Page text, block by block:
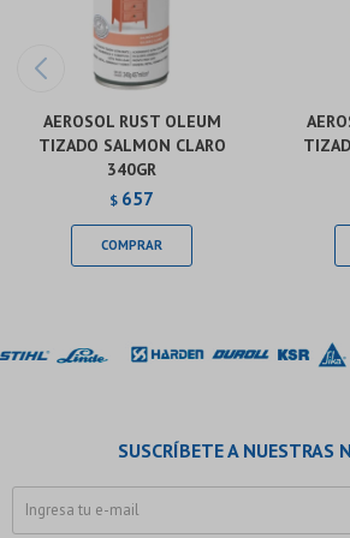
AEROSOL RUST OLEUM
TIZADO SALMON CLARO
340GR
$ 657
SUSCRÍBETE A NUESTRAS